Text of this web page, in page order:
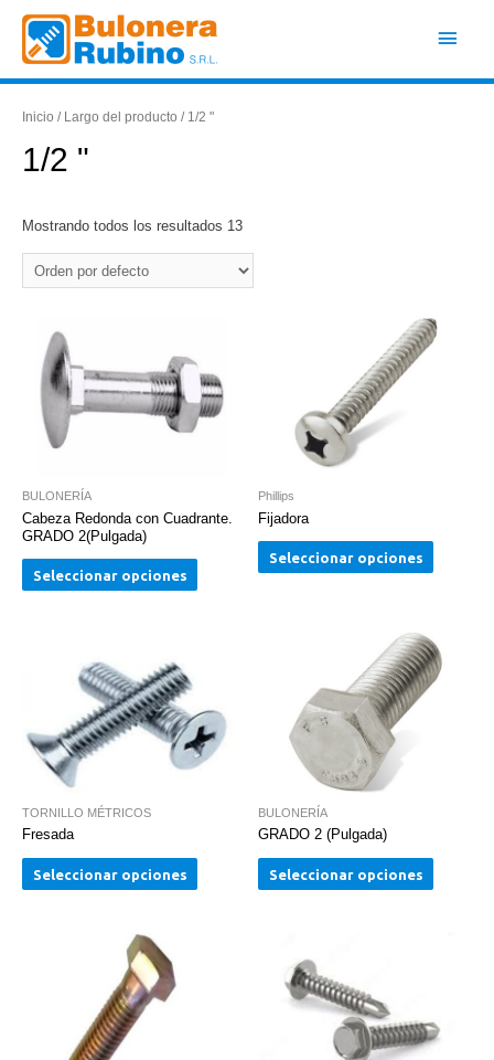
contenido
Inicio / Largo del producto / 1/2 "
1/2 "
Mostrando todos los resultados 13
BULONERÍA
Cabeza Redonda con Cuadrante.
GRADO 2(Pulgada)
Seleccionar opciones
Phillips
Fijadora
Seleccionar opciones
TORNILLO MÉTRICOS
Fresada
Seleccionar opciones
BULONERÍA
GRADO 2 (Pulgada)
Seleccionar opciones